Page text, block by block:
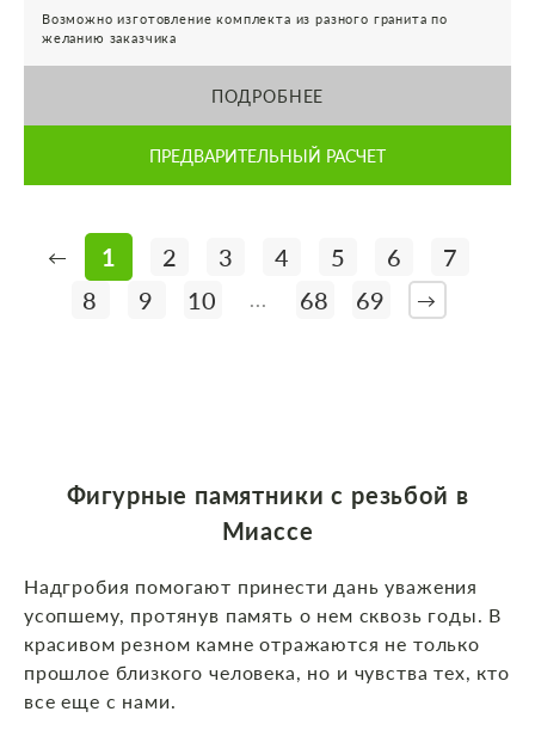
Возможно изготовление комплекта из разного гранита по
желанию заказчика
ПОДРОБНЕЕ
ПРЕДВАРИТЕЛЬНЫЙ РАСЧЕТ
← 1 2 3 4 5 6
7
8
9 10 ... 68 69 →
Фигурные памятники с резьбой в
Миассе
Надгробия помогают принести дань уважения
усопшему, протянув память о нем сквозь годы. В
красивом резном камне отражаются не только
прошлое близкого человека, но и чувства тех, кто
все еще с нами.